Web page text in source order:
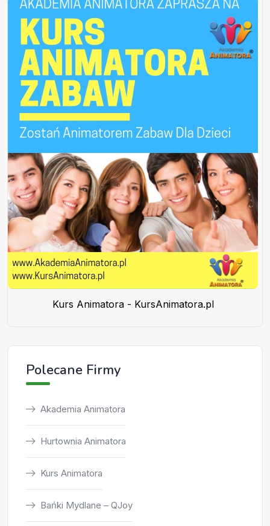
Kurs Animatora - KursAnimatora.pl
Polecane Firmy
Akademia Animatora
Hurtownia Animatora
Kurs Animatora
Bańki Mydlane – QJoy